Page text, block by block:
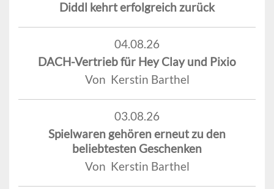
Diddl kehrt erfolgreich zurück
04.08.26
DACH-Vertrieb für Hey Clay und Pixio
Von Kerstin Barthel
03.08.26
Spielwaren gehören erneut zu den
beliebtesten Geschenken
Von Kerstin Barthel